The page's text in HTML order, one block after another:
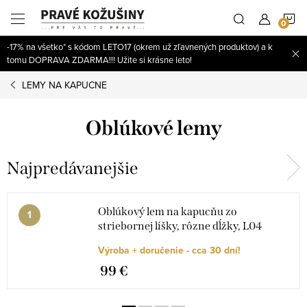
obsah
-17% na všetko* s kódom LETO17 (okrem už zľavnených produktov) a k
tomu DOPRAVA ZDARMA!!! Užite si krásne leto!
LEMY NA KAPUCNE
Oblúkové lemy
Najpredávanejšie
Oblúkový lem na kapucňu zo
striebornej líšky, rôzne dĺžky, L04
Výroba + doručenie - cca 30 dní!
99 €